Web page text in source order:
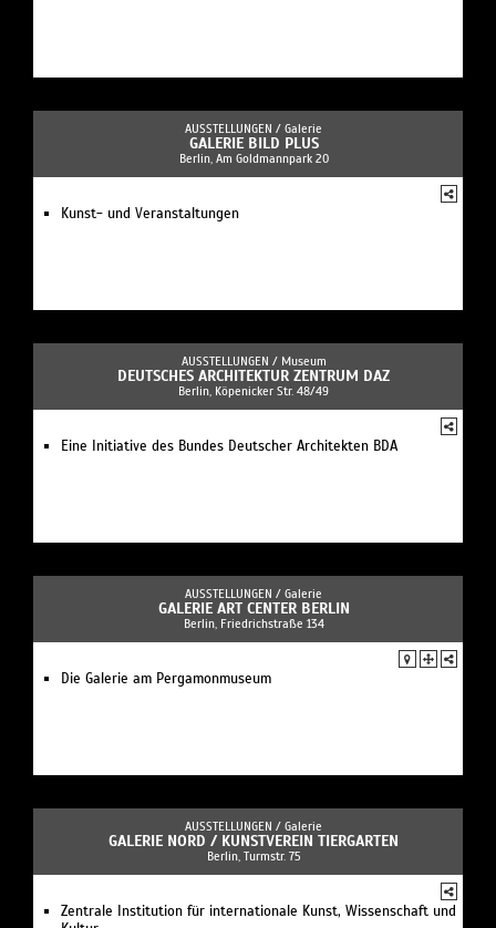
AUSSTELLUNGEN / Galerie
GALERIE BILD PLUS
Berlin, Am Goldmannpark 20
Kunst- und Veranstaltungen
AUSSTELLUNGEN / Museum
DEUTSCHES ARCHITEKTUR ZENTRUM DAZ
Berlin, Köpenicker Str. 48/49
Eine Initiative des Bundes Deutscher Architekten BDA
AUSSTELLUNGEN / Galerie
GALERIE ART CENTER BERLIN
Berlin, Friedrichstraße 134
Die Galerie am Pergamonmuseum
AUSSTELLUNGEN / Galerie
GALERIE NORD / KUNSTVEREIN TIERGARTEN
Berlin, Turmstr. 75
Zentrale Institution für internationale Kunst, Wissenschaft und